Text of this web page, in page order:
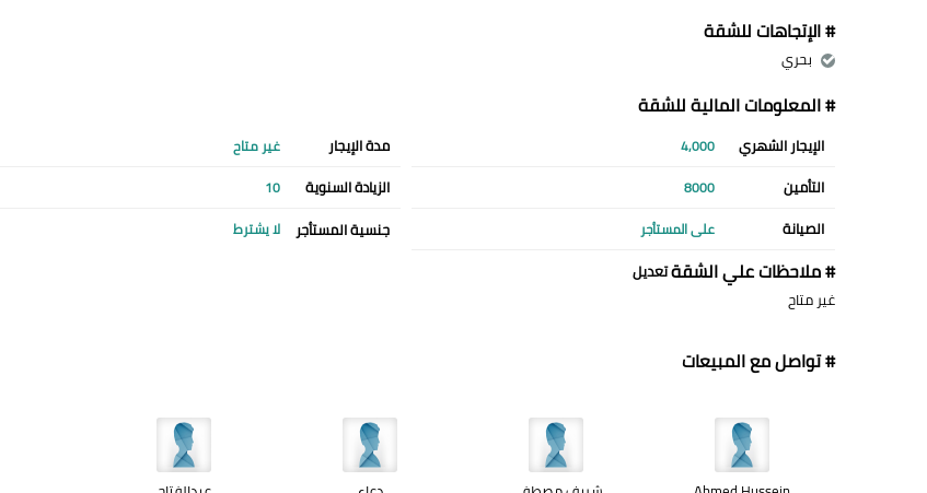
# الإتجاهات للشقة
بحري
# المعلومات المالية للشقة
الإيجار الشهري 4,000 مدة الإيجار غير متاح
التأمين 8000 الزيادة السنوية 10
الصيانة على المستأجر جنسية المستأجر لا يشترط
# ملاحظات علي الشقةتعديل
غير متاح
# تواصل مع المبيعات